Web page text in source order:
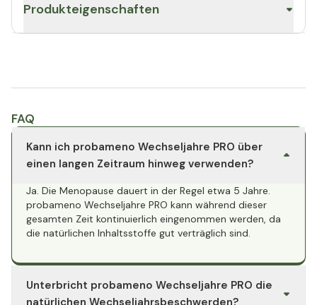
Produkteigenschaften
FAQ
Kann ich probameno Wechseljahre PRO über
einen langen Zeitraum hinweg verwenden?
Ja. Die Menopause dauert in der Regel etwa 5 Jahre.
probameno Wechseljahre PRO kann während dieser
gesamten Zeit kontinuierlich eingenommen werden, da
die natürlichen Inhaltsstoffe gut verträglich sind.
Unterbricht probameno Wechseljahre PRO die